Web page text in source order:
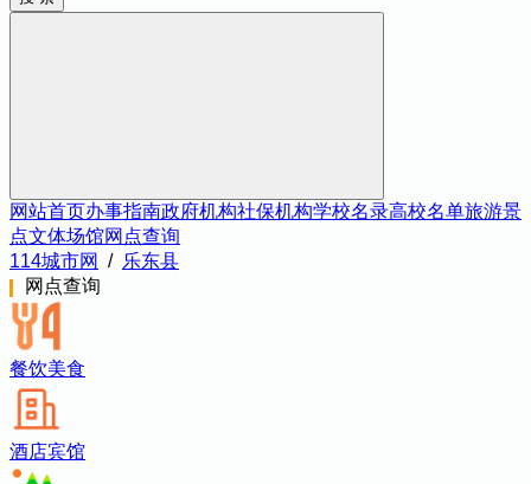
网站首页办事指南政府机构社保机构学校名录高校名单旅游景
点文体场馆网点查询
114城市网
/ 乐东县
网点查询
餐饮美食
酒店宾馆